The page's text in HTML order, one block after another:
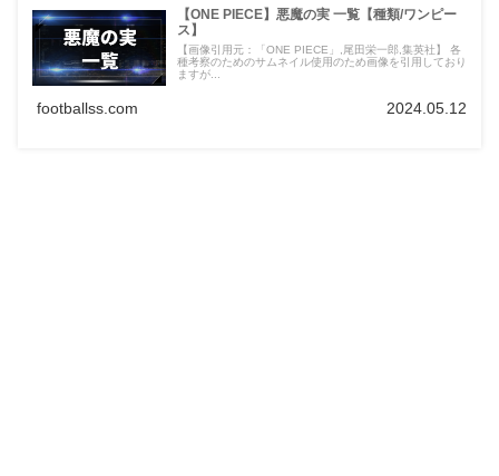
【ONE PIECE】悪魔の実 一覧【種類/ワンピー
ス】
【画像引用元：「ONE PIECE」,尾田栄一郎,集英社】 各
種考察のためのサムネイル使用のため画像を引用しており
ますが...
footballss.com 2024.05.12